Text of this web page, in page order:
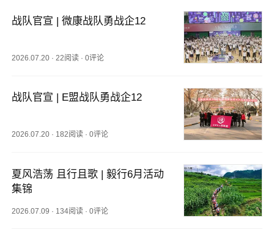
战队官宣 | 微康战队勇战企12
2026.07.20 · 22阅读 ·0评论
战队官宣 | E盟战队勇战企12
2026.07.20 · 182阅读 ·0评论
夏风浩荡 且行且歌 | 毅行6月活动
集锦
2026.07.09 · 134阅读 ·0评论